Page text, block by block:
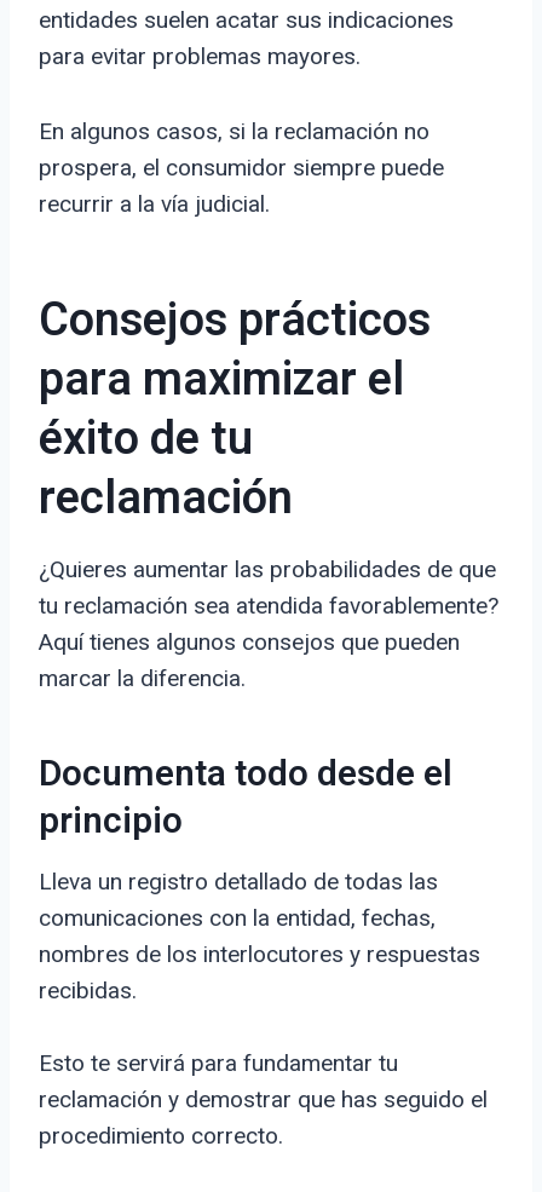
entidades suelen acatar sus indicaciones
para evitar problemas mayores.
En algunos casos, si la reclamación no
prospera, el consumidor siempre puede
recurrir a la vía judicial.
Consejos prácticos
para maximizar el
éxito de tu
reclamación
¿Quieres aumentar las probabilidades de que
tu reclamación sea atendida favorablemente?
Aquí tienes algunos consejos que pueden
marcar la diferencia.
Documenta todo desde el
principio
Lleva un registro detallado de todas las
comunicaciones con la entidad, fechas,
nombres de los interlocutores y respuestas
recibidas.
Esto te servirá para fundamentar tu
reclamación y demostrar que has seguido el
procedimiento correcto.